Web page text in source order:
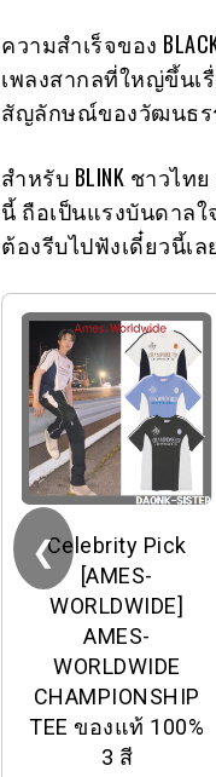
ความสำเร็จของ
เพลงสากลที่ใหญ่ขึ้นเ
สัญลักษณ์ของวัฒนธร
สำหรับ BLINK ชาวไ
นี้ ถือเป็นแรงบันดาลใ
ต้องรีบไปฟังเดี๋ยวนี้เล
Celebrity Pick
[AMES-
WORLDWIDE]
AMES-
WORLDWIDE
CHAMPIONSHIP
TEE ของแท้ 100%
3 สี
❮